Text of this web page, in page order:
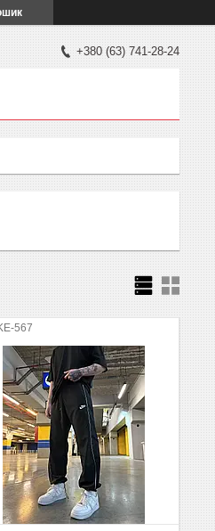
+380 (63) 741-28-24
567